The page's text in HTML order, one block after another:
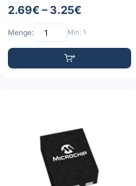
2.69€ – 3.25€
Menge: Min: 1